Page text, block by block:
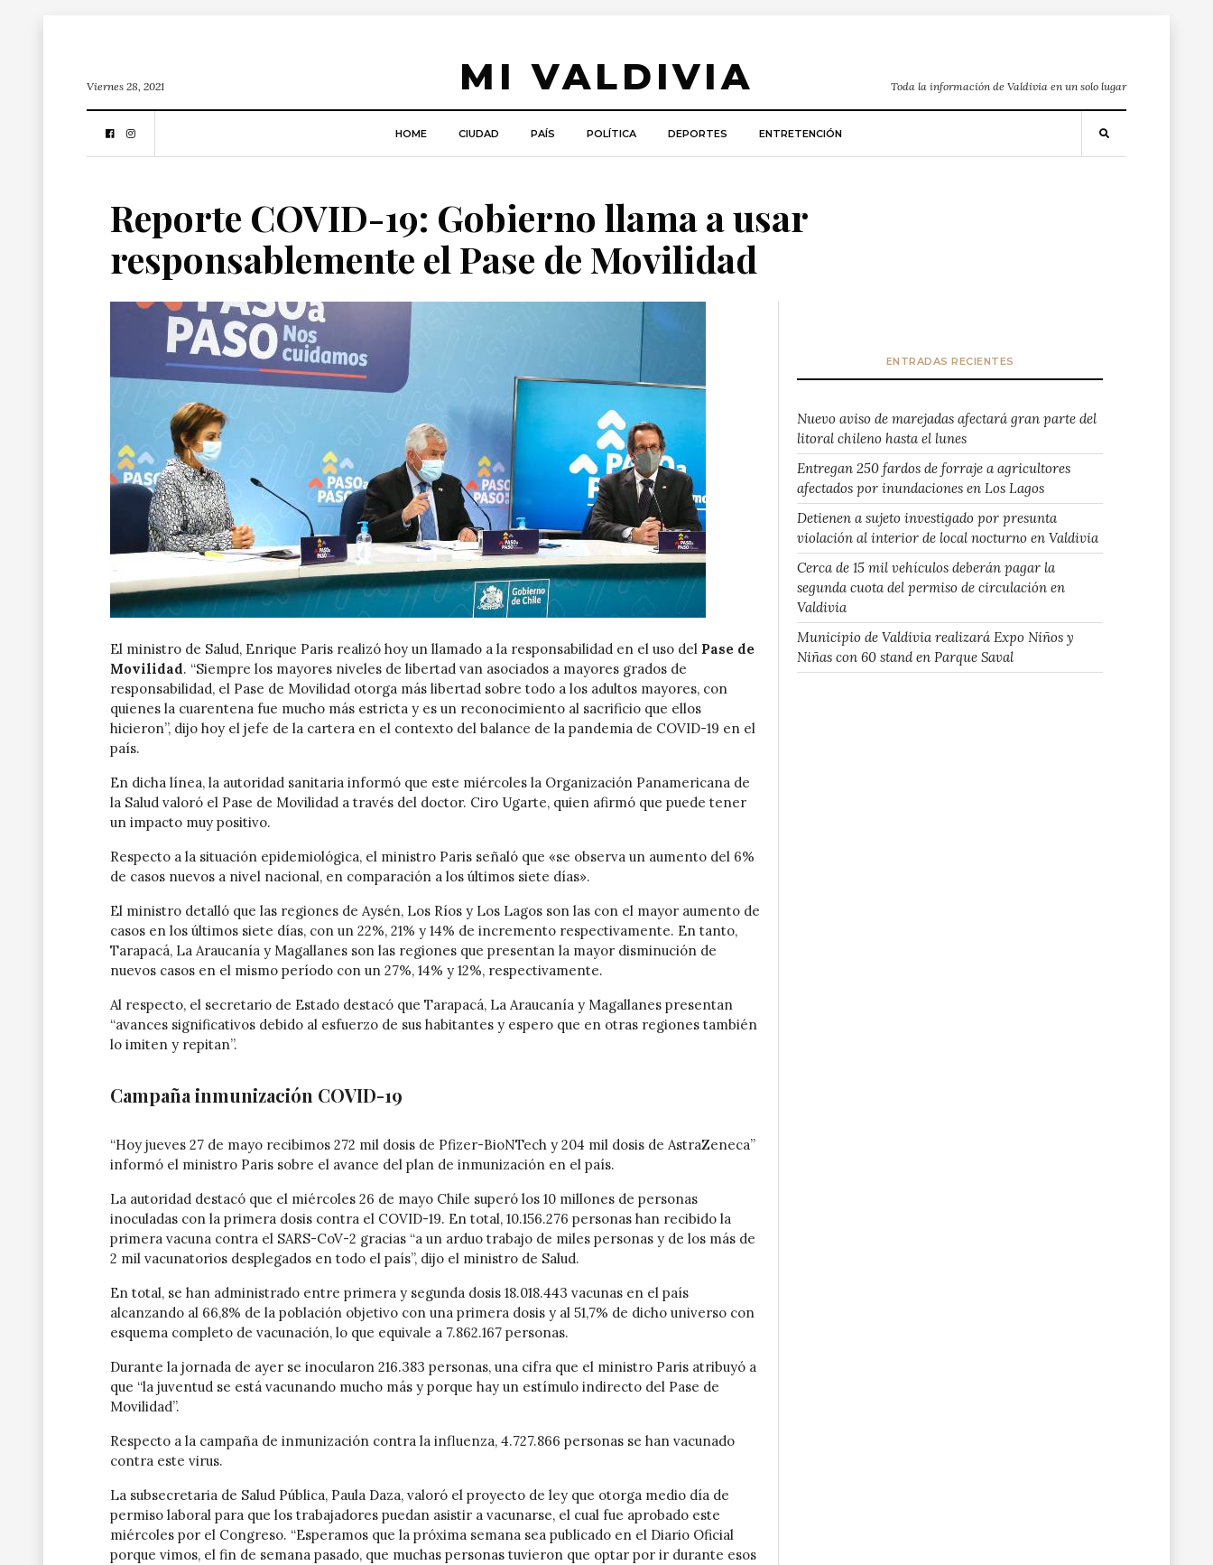
MI VALDIVIA
Viernes 28, 2021 Toda la información de Valdivia en un solo lugar
HOME CIUDAD PAÍS POLÍTICA DEPORTES ENTRETENCIÓN
Reporte COVID-19: Gobierno llama a usar
responsablemente el Pase de Movilidad
El ministro de Salud, Enrique Paris realizó hoy un llamado a la responsabilidad en el uso del Pase de
Movilidad. “Siempre los mayores niveles de libertad van asociados a mayores grados de
responsabilidad, el Pase de Movilidad otorga más libertad sobre todo a los adultos mayores, con
quienes la cuarentena fue mucho más estricta y es un reconocimiento al sacrificio que ellos
hicieron”, dijo hoy el jefe de la cartera en el contexto del balance de la pandemia de COVID-19 en el
país.
En dicha línea, la autoridad sanitaria informó que este miércoles la Organización Panamericana de
la Salud valoró el Pase de Movilidad a través del doctor. Ciro Ugarte, quien afirmó que puede tener
un impacto muy positivo.
Respecto a la situación epidemiológica, el ministro Paris señaló que «se observa un aumento del 6%
de casos nuevos a nivel nacional, en comparación a los últimos siete días».
El ministro detalló que las regiones de Aysén, Los Ríos y Los Lagos son las con el mayor aumento de
casos en los últimos siete días, con un 22%, 21% y 14% de incremento respectivamente. En tanto,
Tarapacá, La Araucanía y Magallanes son las regiones que presentan la mayor disminución de
nuevos casos en el mismo período con un 27%, 14% y 12%, respectivamente.
Al respecto, el secretario de Estado destacó que Tarapacá, La Araucanía y Magallanes presentan
“avances significativos debido al esfuerzo de sus habitantes y espero que en otras regiones también
lo imiten y repitan”.
Campaña inmunización COVID-19
“Hoy jueves 27 de mayo recibimos 272 mil dosis de Pfizer-BioNTech y 204 mil dosis de AstraZeneca”
informó el ministro Paris sobre el avance del plan de inmunización en el país.
La autoridad destacó que el miércoles 26 de mayo Chile superó los 10 millones de personas
inoculadas con la primera dosis contra el COVID-19. En total, 10.156.276 personas han recibido la
primera vacuna contra el SARS-CoV-2 gracias “a un arduo trabajo de miles personas y de los más de
2 mil vacunatorios desplegados en todo el país”, dijo el ministro de Salud.
En total, se han administrado entre primera y segunda dosis 18.018.443 vacunas en el país
alcanzando al 66,8% de la población objetivo con una primera dosis y al 51,7% de dicho universo con
esquema completo de vacunación, lo que equivale a 7.862.167 personas.
Durante la jornada de ayer se inocularon 216.383 personas, una cifra que el ministro Paris atribuyó a
que “la juventud se está vacunando mucho más y porque hay un estímulo indirecto del Pase de
Movilidad”.
Respecto a la campaña de inmunización contra la influenza, 4.727.866 personas se han vacunado
contra este virus.
La subsecretaria de Salud Pública, Paula Daza, valoró el proyecto de ley que otorga medio día de
permiso laboral para que los trabajadores puedan asistir a vacunarse, el cual fue aprobado este
miércoles por el Congreso. “Esperamos que la próxima semana sea publicado en el Diario Oficial
porque vimos, el fin de semana pasado, que muchas personas tuvieron que optar por ir durante esos
ENTRADAS RECIENTES
Nuevo aviso de marejadas afectará gran parte del
litoral chileno hasta el lunes
Entregan 250 fardos de forraje a agricultores
afectados por inundaciones en Los Lagos
Detienen a sujeto investigado por presunta
violación al interior de local nocturno en Valdivia
Cerca de 15 mil vehículos deberán pagar la
segunda cuota del permiso de circulación en
Valdivia
Municipio de Valdivia realizará Expo Niños y
Niñas con 60 stand en Parque Saval